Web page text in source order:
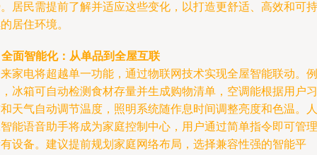
居民需提前了解并适应这些变化，以打造更舒适、高效和可持
居住环境。
全面智能化：从单品到全屋互联
家电将超越单一功能，通过物联网技术实现全屋智能联动。例
冰箱可自动检测食材存量并生成购物清单，空调能根据用户习
天气自动调节温度，照明系统随作息时间调整亮度和色温。人
能语音助手将成为家庭控制中心，用户通过简单指令即可管理
设备。建议提前规划家庭网络布局，选择兼容性强的智能平